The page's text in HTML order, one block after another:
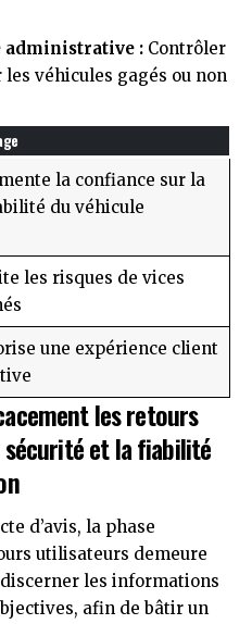
administrative : Contrôler
véhicules gagés ou non
la confiance sur la
du véhicule
les risques de vices
une expérience client
les retours
et la fiabilité
d’avis, la phase
utilisateurs demeure
les informations
afin de bâtir un